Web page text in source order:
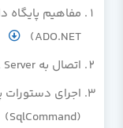
ADO.NET)
اتصال به SQL Server در سی شارپ (SqlConnection)
اجرای
(SqlCommand)